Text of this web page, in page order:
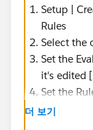
Setup |
Rules
Select the
Set the
it's edited
Set the
Formula:
더 보기